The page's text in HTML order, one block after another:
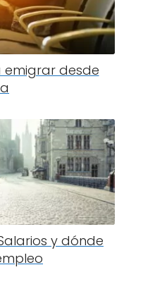
emigrar desde
y dónde